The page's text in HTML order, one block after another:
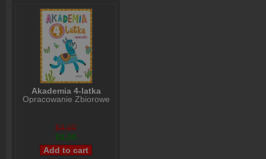
Akademia 4-latka
Opracowanie Zbiorowe
$4,00
$3,00